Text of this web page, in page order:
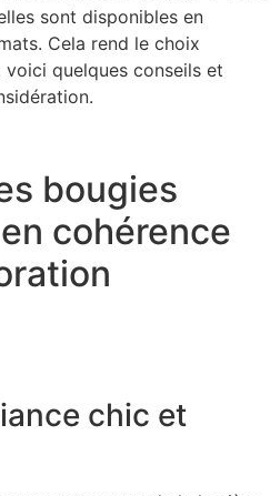
sont disponibles en
Cela rend le choix
quelques conseils et
bougies
cohérence
chic et